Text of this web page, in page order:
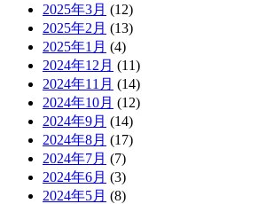
2025年3月 (12)
2025年2月 (13)
2025年1月 (4)
2024年12月 (11)
2024年11月 (14)
2024年10月 (12)
2024年9月 (14)
2024年8月 (17)
2024年7月 (7)
2024年6月 (3)
2024年5月 (8)